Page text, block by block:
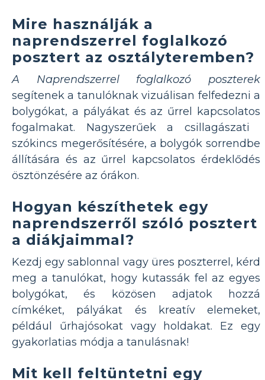
Mire használják a
naprendszerrel foglalkozó
posztert az osztályteremben?
A Naprendszerrel foglalkozó poszterek
segítenek a tanulóknak vizuálisan felfedezni a
bolygókat, a pályákat és az űrrel kapcsolatos
fogalmakat. Nagyszerűek a csillagászati ​​
szókincs megerősítésére, a bolygók sorrendbe
állítására és az űrrel kapcsolatos érdeklődés
ösztönzésére az órákon.
Hogyan készíthetek egy
naprendszerről szóló posztert
a diákjaimmal?
Kezdj egy sablonnal vagy üres poszterrel, kérd
meg a tanulókat, hogy kutassák fel az egyes
bolygókat, és közösen adjatok hozzá
címkéket, pályákat és kreatív elemeket,
például űrhajósokat vagy holdakat. Ez egy
gyakorlatias módja a tanulásnak!
Mit kell feltüntetni egy